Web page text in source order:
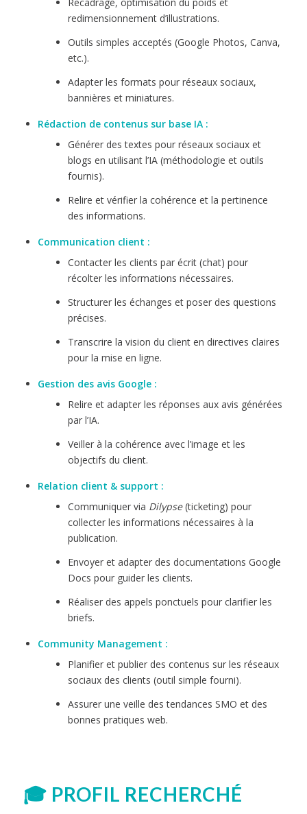
redimensionnement d’illustrations.
Outils simples acceptés (Google Photos, Canva,
etc.).
Adapter les formats pour réseaux sociaux,
bannières et miniatures.
Rédaction de contenus sur base IA :
Générer des textes pour réseaux sociaux et
blogs en utilisant l’IA (méthodologie et outils
fournis).
Relire et vérifier la cohérence et la pertinence
des informations.
Communication client :
Contacter les clients par écrit (chat) pour
récolter les informations nécessaires.
Structurer les échanges et poser des questions
précises.
Transcrire la vision du client en directives claires
pour la mise en ligne.
Gestion des avis Google :
Relire et adapter les réponses aux avis générées
par l’IA.
Veiller à la cohérence avec l’image et les
objectifs du client.
Relation client & support :
Communiquer via Dilypse(ticketing) pour
collecter les informations nécessaires à la
publication.
Envoyer et adapter des documentations Google
Docs pour guider les clients.
Réaliser des appels ponctuels pour clarifier les
briefs.
Community Management :
Planifier et publier des contenus sur les réseaux
sociaux des clients (outil simple fourni).
Assurer une veille des tendances SMO et des
bonnes pratiques web.
🎓 PROFIL RECHERCHÉ